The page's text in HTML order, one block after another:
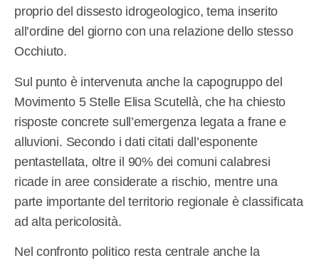
proprio del dissesto idrogeologico, tema inserito
all’ordine del giorno con una relazione dello stesso
Occhiuto.
Sul punto è intervenuta anche la capogruppo del
Movimento 5 Stelle Elisa Scutellà, che ha chiesto
risposte concrete sull’emergenza legata a frane e
alluvioni. Secondo i dati citati dall’esponente
pentastellata, oltre il 90% dei comuni calabresi
ricade in aree considerate a rischio, mentre una
parte importante del territorio regionale è classificata
ad alta pericolosità.
Nel confronto politico resta centrale anche la